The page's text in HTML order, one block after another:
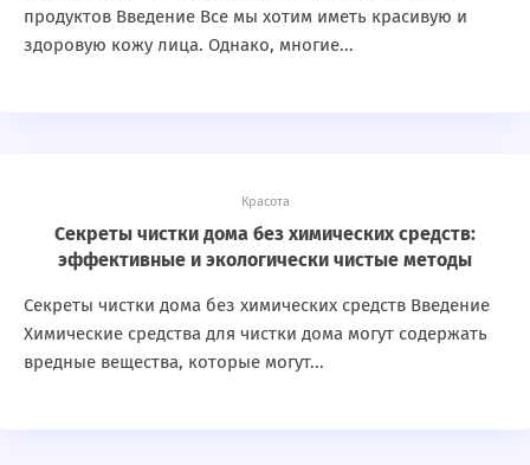
продуктов Введение Все мы хотим иметь красивую и
здоровую кожу лица. Однако, многие...
Красота
Секреты чистки дома без химических средств:
эффективные и экологически чистые методы
Секреты чистки дома без химических средств Введение
Химические средства для чистки дома могут содержать
вредные вещества, которые могут...